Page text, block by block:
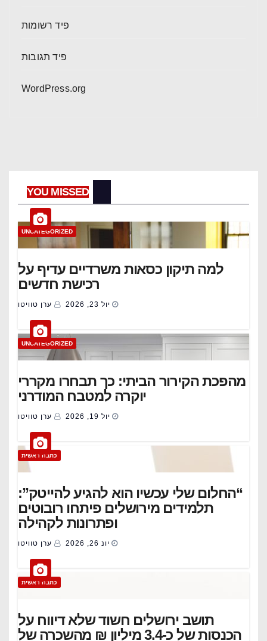
פיד רשומות
פיד תגובות
WordPress.org
YOU MISSED
UNCATEGORIZED
למה תיקון כסאות משרדיים עדיף על
רכישת חדשים
יול 23, 2026 ערן טוויטו
UNCATEGORIZED
מהפכת הקירור הביתי: כך תבחרו מקררי
יוקרה למטבח המודרני
יול 19, 2026 ערן טוויטו
כתבה ראשית
“החלום שלי עכשיו הוא להגיע להייטק”:
תלמידים מירושלים פיתחו רובוטים
ופתרונות לקהילה
יונ 26, 2026 ערן טוויטו
כתבה ראשית
תושב ירושלים חשוד שלא דיווח על
הכנסות של כ-3.4 מיליון ₪ מהשכרה של